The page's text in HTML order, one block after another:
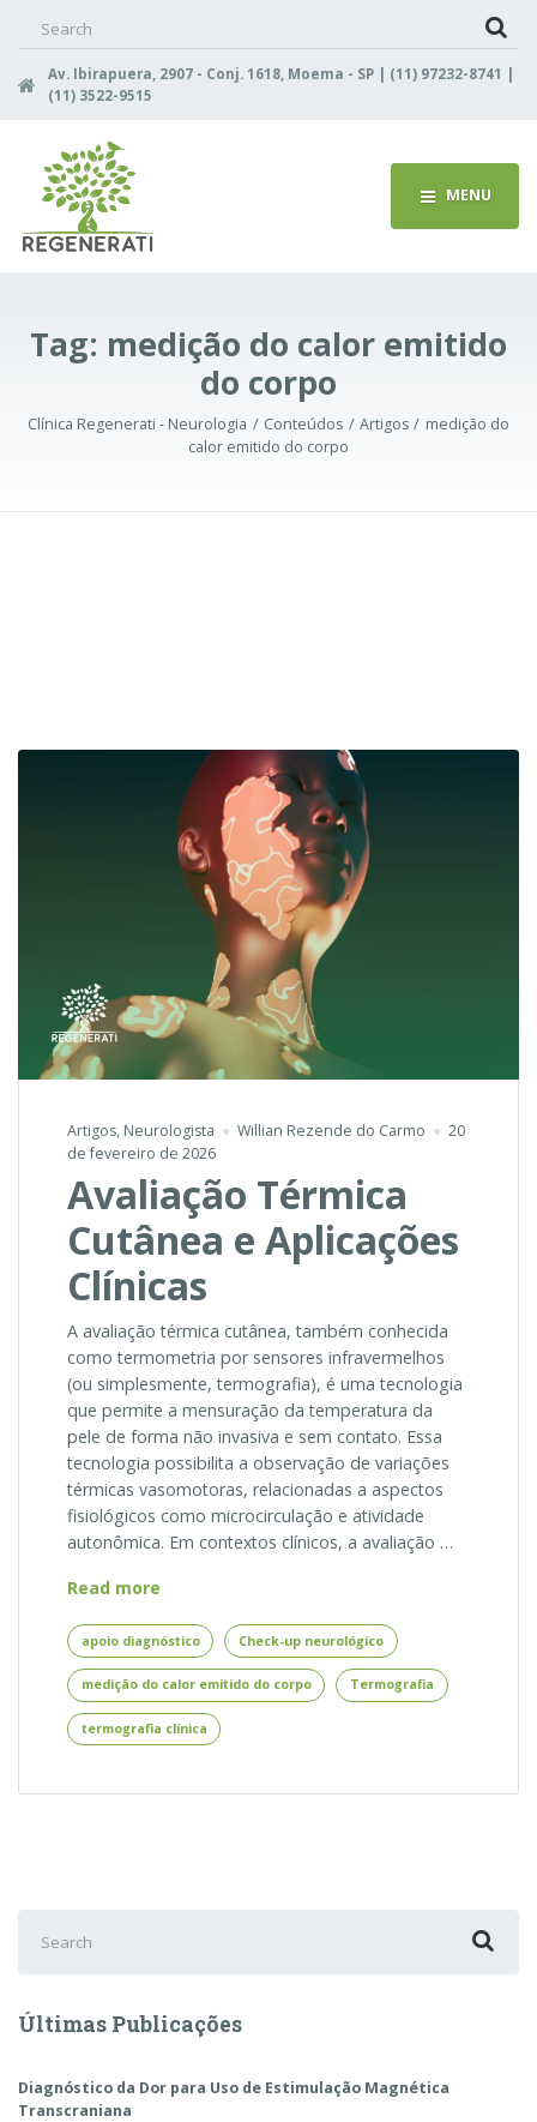
Av. Ibirapuera, 2907 - Conj. 1618, Moema - SP | (11) 97232-8741 |
(11) 3522-9515
MENU
Tag: medição do calor emitido
do corpo
Clínica Regenerati - Neurologia Conteúdos Artigos
medição do
calor emitido do corpo
Artigos, Neurologista Willian Rezende do Carmo
20
de fevereiro de 2026
Avaliação Térmica
Cutânea e Aplicações
Clínicas
A avaliação térmica cutânea, também conhecida
como termometria por sensores infravermelhos
(ou simplesmente, termografia), é uma tecnologia
que permite a mensuração da temperatura da
pele de forma não invasiva e sem contato. Essa
tecnologia possibilita a observação de variações
térmicas vasomotoras, relacionadas a aspectos
fisiológicos como microcirculação e atividade
autonômica. Em contextos clínicos, a avaliação …
Read more
Cutânea
e
Aplicações
Clínicas
apoio diagnóstico Check-up neurológico
medição do calor emitido do corpo Termografia
termografia clínica
for:
Últimas Publicações
Diagnóstico da Dor para Uso de Estimulação Magnética
Transcraniana